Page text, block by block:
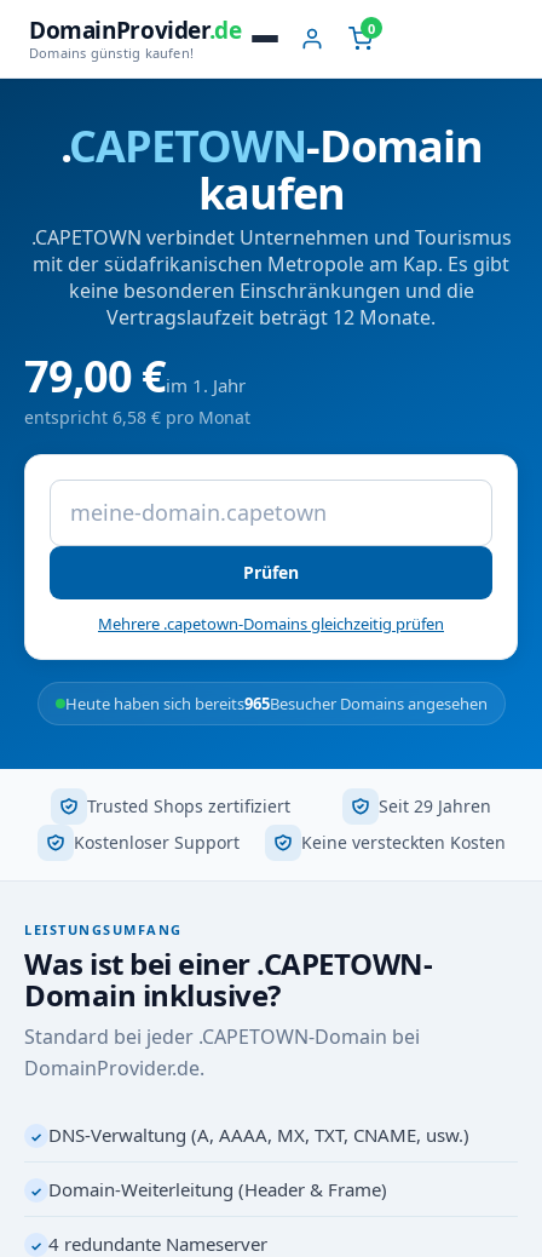
DomainProvider.de
Domains günstig kaufen!
0
.CAPETOWN-Domain
kaufen
.CAPETOWN verbindet Unternehmen und Tourismus
mit der südafrikanischen Metropole am Kap. Es gibt
keine besonderen Einschränkungen und die
Vertragslaufzeit beträgt 12 Monate.
79,00 €im 1. Jahr
entspricht 6,58 € pro Monat
Prüfen
Mehrere .capetown-Domains gleichzeitig prüfen
Heute haben sich bereits965Besucher Domains angesehen
Trusted Shops zertifiziert
Seit 29 Jahren
Kostenloser Support
Keine versteckten Kosten
LEISTUNGSUMFANG
Was ist bei einer .CAPETOWN-
Domain inklusive?
Standard bei jeder .CAPETOWN-Domain bei
DomainProvider.de.
✓ DNS-Verwaltung (A, AAAA, MX, TXT, CNAME, usw.)
✓ Domain-Weiterleitung (Header & Frame)
✓ 4 redundante Nameserver